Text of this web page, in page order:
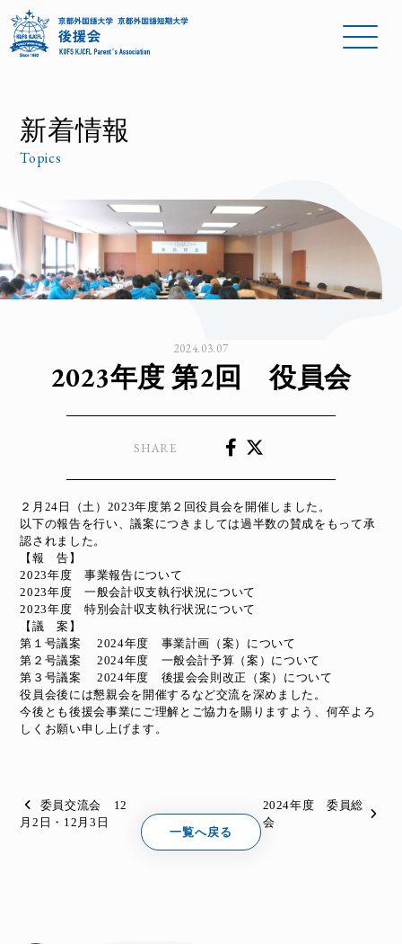
新着情報
Topics
2024.03.07
2023年度 第2回 役員会
SHARE
２月24日（土）2023年度第２回役員会を開催しました。
以下の報告を行い、議案につきましては過半数の賛成をもって承
認されました。
【報 告】
2023年度 事業報告について
2023年度 一般会計収支執行状況について
2023年度 特別会計収支執行状況について
【議 案】
第１号議案 2024年度 事業計画（案）について
第２号議案 2024年度 一般会計予算（案）について
第３号議案 2024年度 後援会会則改正（案）について
役員会後には懇親会を開催するなど交流を深めました。
今後とも後援会事業にご理解とご協力を賜りますよう、何卒よろ
しくお願い申し上げます。
委員交流会 12
月2日・12月3日
2024年度 委員総
会
一覧へ戻る